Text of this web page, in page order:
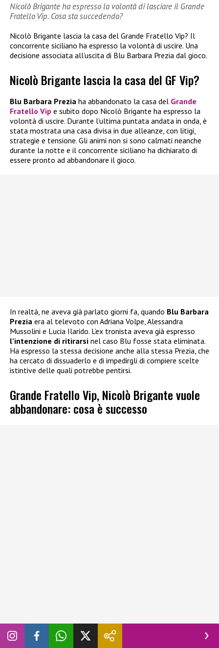
Nicolò Brigante ha espresso la volontà di lasciare il Grande
Fratello Vip. Cosa sta succedendo?
Nicolò Brigante lascia la casa del Grande Fratello Vip? Il
concorrente siciliano ha espresso la volontà di uscire. Una
decisione associata all’uscita di Blu Barbara Prezia dal gioco.
Nicolò Brigante lascia la casa del GF Vip?
Blu Barbara Prezia ha abbandonato la casa del Grande
Fratello Vip e subito dopo Nicolò Brigante ha espresso la
volontà di uscire. Durante l’ultima puntata andata in onda, è
stata mostrata una casa divisa in due alleanze, con litigi,
strategie e tensione. Gli animi non si sono calmati neanche
durante la notte e il concorrente siciliano ha dichiarato di
essere pronto ad abbandonare il gioco.
In realtà, ne aveva già parlato giorni fa, quando Blu Barbara
Prezia era al televoto con Adriana Volpe, Alessandra
Mussolini e Lucia Ilarido. L’ex tronista aveva già espresso
l’intenzione di ritirarsi nel caso Blu fosse stata eliminata.
Ha espresso la stessa decisione anche alla stessa Prezia, che
ha cercato di dissuaderlo e di impedirgli di compiere scelte
istintive delle quali potrebbe pentirsi.
Grande Fratello Vip, Nicolò Brigante vuole
abbandonare: cosa è successo